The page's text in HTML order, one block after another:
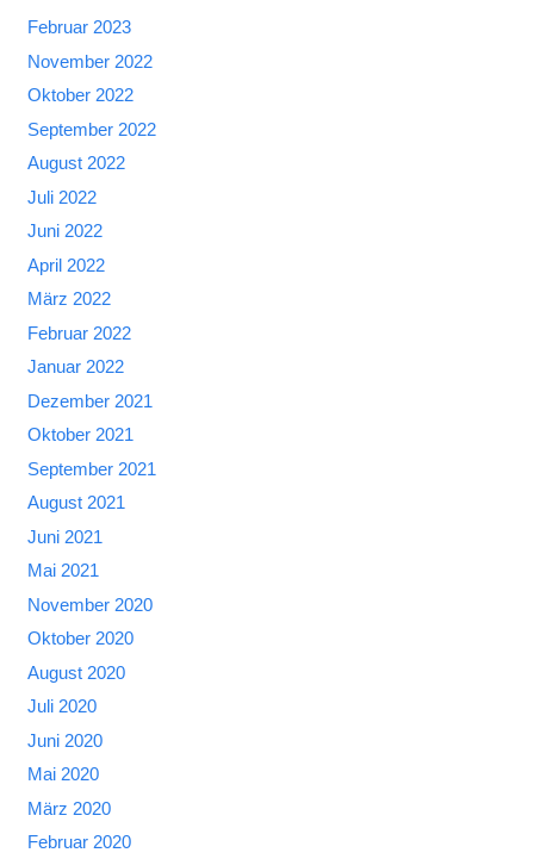
Februar 2023
November 2022
Oktober 2022
September 2022
August 2022
Juli 2022
Juni 2022
April 2022
März 2022
Februar 2022
Januar 2022
Dezember 2021
Oktober 2021
September 2021
August 2021
Juni 2021
Mai 2021
November 2020
Oktober 2020
August 2020
Juli 2020
Juni 2020
Mai 2020
März 2020
Februar 2020